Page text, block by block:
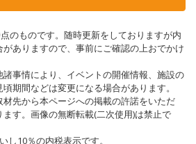
のものです。随時更新をしておりますが内
ありますので、事前にご確認の上おでかけ
事情により、イベントの開催情報、施設の
期間などは変更になる場合があります。
先から本ページへの掲載の許諾をいただ
す。画像の無断転載(二次使用)は禁止で
10％の内税表示です。